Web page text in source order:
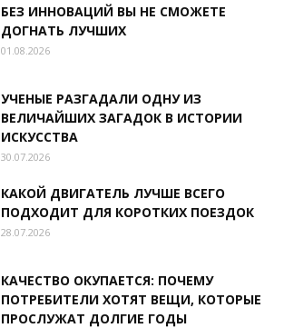
БЕЗ ИННОВАЦИЙ ВЫ НЕ СМОЖЕТЕ
ДОГНАТЬ ЛУЧШИХ
01.08.2026
УЧЕНЫЕ РАЗГАДАЛИ ОДНУ ИЗ
ВЕЛИЧАЙШИХ ЗАГАДОК В ИСТОРИИ
ИСКУССТВА
30.07.2026
КАКОЙ ДВИГАТЕЛЬ ЛУЧШЕ ВСЕГО
ПОДХОДИТ ДЛЯ КОРОТКИХ ПОЕЗДОК
28.07.2026
КАЧЕСТВО ОКУПАЕТСЯ: ПОЧЕМУ
ПОТРЕБИТЕЛИ ХОТЯТ ВЕЩИ, КОТОРЫЕ
ПРОСЛУЖАТ ДОЛГИЕ ГОДЫ